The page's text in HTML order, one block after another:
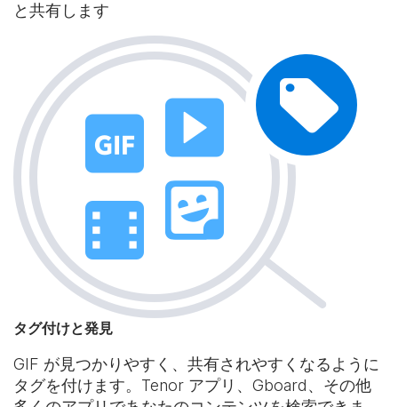
と共有します
タグ付けと発見
GIF が見つかりやすく、共有されやすくなるように
タグを付けます。Tenor アプリ、Gboard、その他